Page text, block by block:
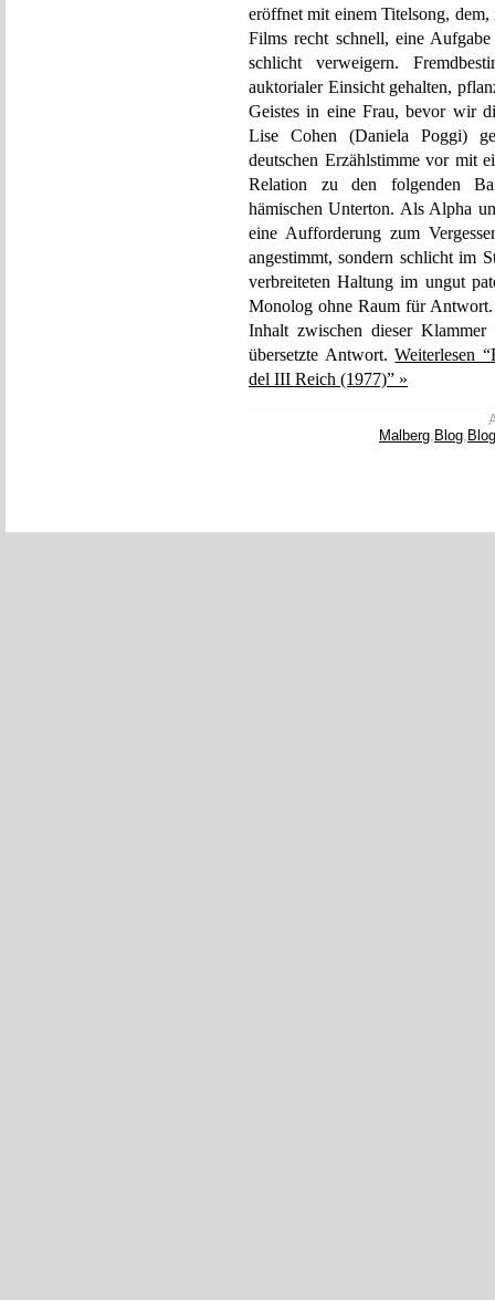
eröffnet mit einem Titelsong,
Films recht schnell, eine
schlicht verweigern.
auktorialer Einsicht gehalten,
Geistes in eine Frau, bevor wir
Lise Cohen (Daniela Poggi)
deutschen Erzählstimme vor mit
Relation zu den folgenden
hämischen Unterton. Als Alpha
eine Aufforderung zum
angestimmt, sondern schlicht im
verbreiteten Haltung im ungut
Monolog ohne Raum für
Inhalt zwischen dieser
übersetzte Antwort.Weiterlesen
del III Reich (1977)” »
Malberg, Blog,